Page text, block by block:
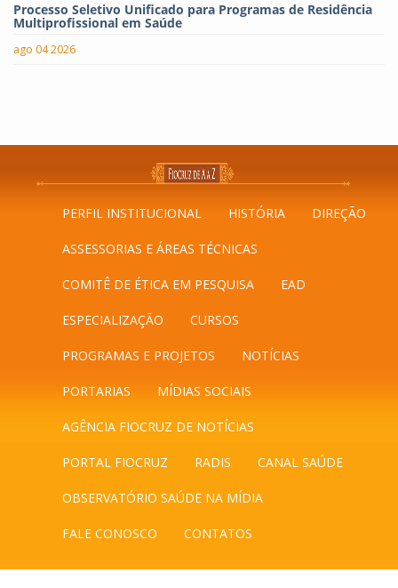
Processo Seletivo Unificado para Programas de Residência
Multiprofissional em Saúde
ago 04 2026
PERFIL INSTITUCIONAL HISTÓRIA DIREÇÃO
ASSESSORIAS E ÁREAS TÉCNICAS
COMITÊ DE ÉTICA EM PESQUISA EAD
ESPECIALIZAÇÃO CURSOS
PROGRAMAS E PROJETOS NOTÍCIAS
PORTARIAS MÍDIAS SOCIAIS
AGÊNCIA FIOCRUZ DE NOTÍCIAS
PORTAL FIOCRUZ RADIS CANAL SAÚDE
OBSERVATÓRIO SAÚDE NA MÍDIA
FALE CONOSCO CONTATOS